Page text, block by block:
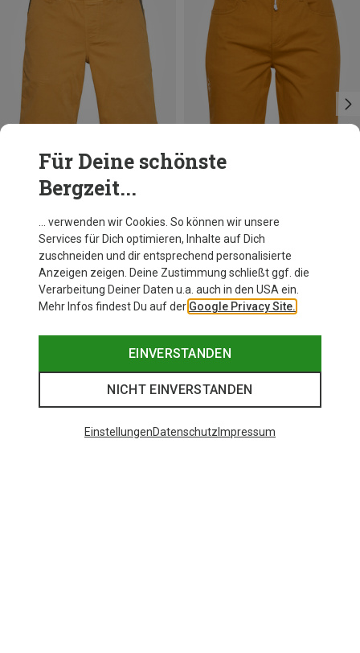
Du sparst 44%
Für Deine schönste
Bergzeit...
… verwenden wir Cookies. So können wir unsere
Services für Dich optimieren, Inhalte auf Dich
zuschneiden und dir entsprechend personalisierte
Anzeigen zeigen. Deine Zustimmung schließt ggf. die
Verarbeitung Deiner Daten u.a. auch in den USA ein.
Mehr Infos findest Du auf der Google Privacy Site.
EINVERSTANDEN
NICHT EINVERSTANDEN
EinstellungenDatenschutz Impressum